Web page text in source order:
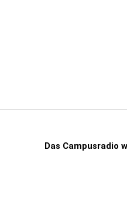
Das Campusradio